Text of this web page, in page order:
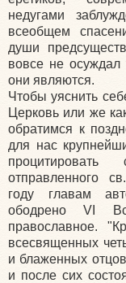
недугами
всеобщем
души
вовсе не осуждал
они являются.
Чтобы уяснить
Церковь или же
обратимся к
для нас
процитировать
отправленного
году главам
ободрено VI
православное.
всесвященных
и блаженных
и после сих